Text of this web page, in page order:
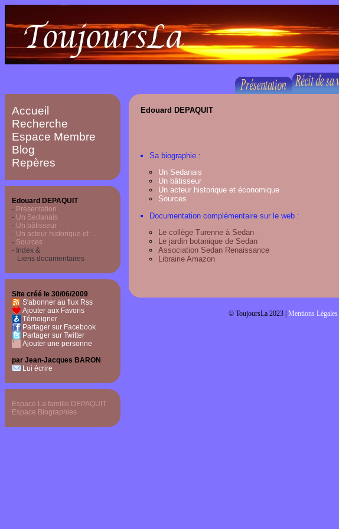
Accueil
Recherche
Espace Membre
Blog
Repères
Edouard DEPAQUIT
- Présentation
- Un Sedanais
- Un bâtisseur
- Un acteur historique et …
- Sources
- Index &
Liens documentaires
Site créé le 30/06/2009
S'abonner au flux Rss
Ajouter aux Favoris
Témoigner
Partager sur Facebook
Partager sur Twitter
Ajouter une personne
par Jean-Jacques BARON
Lui écrire
Espace La famille DEPAQUIT
Espace Biographies
Edouard DEPAQUIT
Sa biographie :
Un Sedanais
Un bâtisseur
Un acteur historique et économique
Sources
Documentation complémentaire sur le web :
Le collège Turenne à Sedan
Le jardin botanique de Sedan
Association Sedan Renaissance
Librairie Amazon
© ToujoursLa 2023 | Mentions Légales|